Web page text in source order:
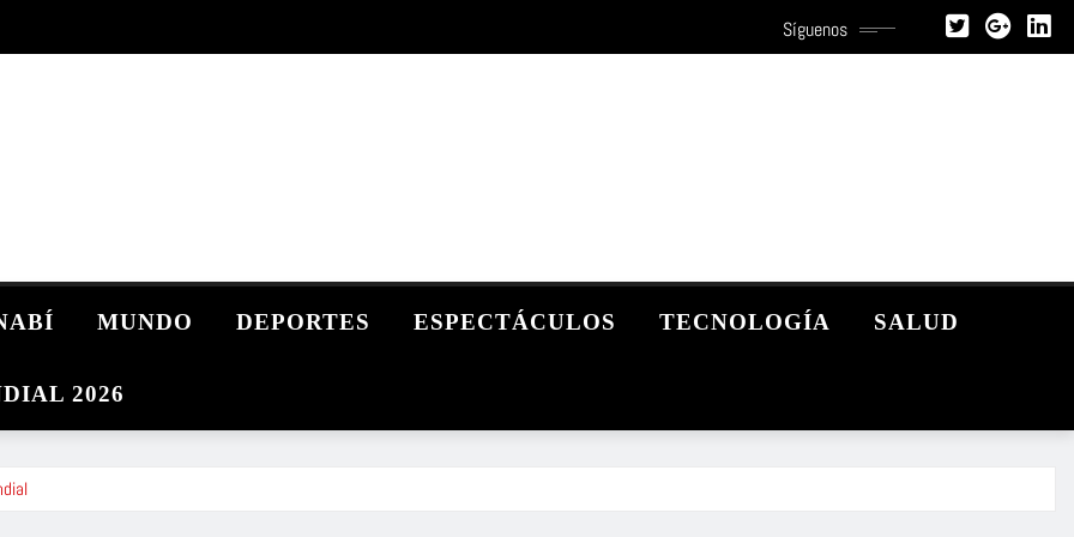
Síguenos
MUNDO DEPORTES ESPECTÁCULOS TECNOLOGÍA SALUD
2026